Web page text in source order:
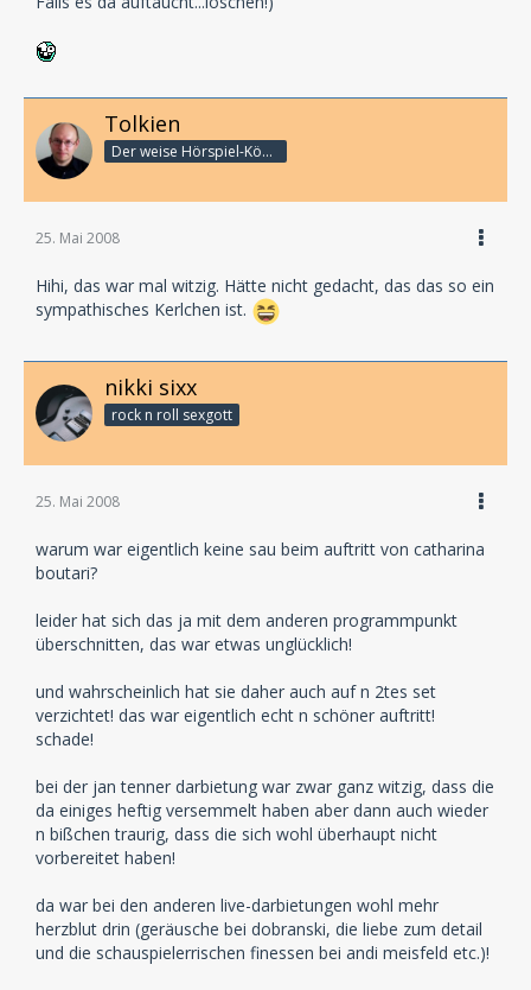
Tolkien
Der weise Hörspiel-König
25. Mai 2008
Hihi, das war mal witzig. Hätte nicht gedacht, das das so ein
sympathisches Kerlchen ist.
nikki sixx
rock n roll sexgott
25. Mai 2008
warum war eigentlich keine sau beim auftritt von catharina
boutari?
leider hat sich das ja mit dem anderen programmpunkt
überschnitten, das war etwas unglücklich!
und wahrscheinlich hat sie daher auch auf n 2tes set
verzichtet! das war eigentlich echt n schöner auftritt!
schade!
bei der jan tenner darbietung war zwar ganz witzig, dass die
da einiges heftig versemmelt haben aber dann auch wieder
n bißchen traurig, dass die sich wohl überhaupt nicht
vorbereitet haben!
da war bei den anderen live-darbietungen wohl mehr
herzblut drin (geräusche bei dobranski, die liebe zum detail
und die schauspielerrischen finessen bei andi meisfeld etc.)!